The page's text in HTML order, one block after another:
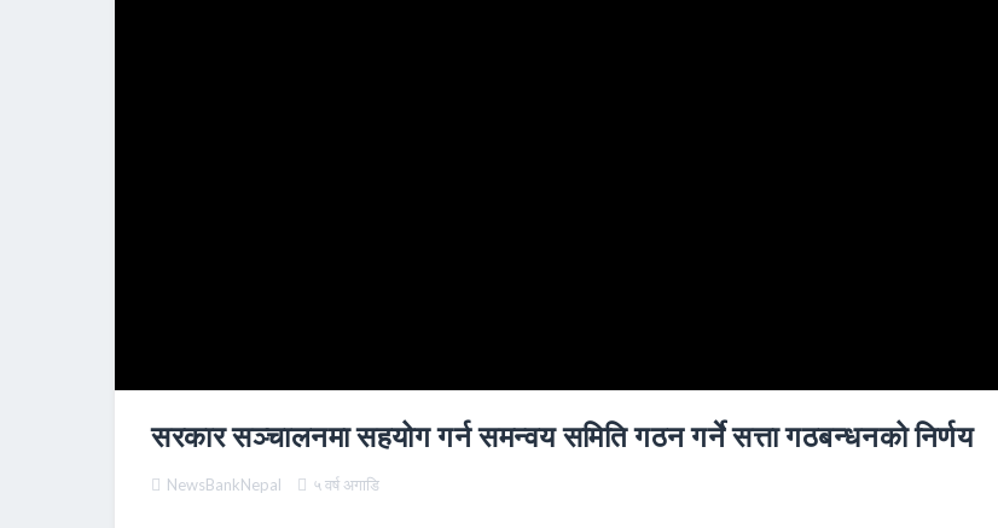
सरकार सञ्चालनमा सहयोग गर्न समन्वय समिति गठन गर्ने सत्ता गठबन्धनको निर्णय
NewsBankNepal ५ वर्ष अगाडि